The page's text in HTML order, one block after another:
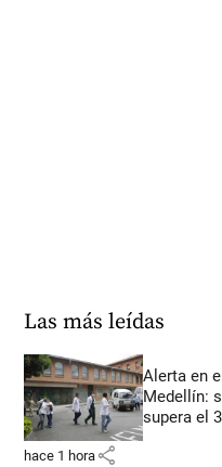
Las más leídas
Alerta en
Medellín:
supera el
hace 1 hora share